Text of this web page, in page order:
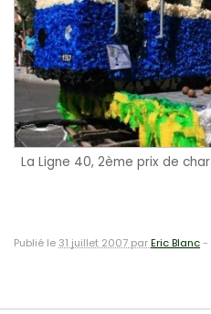
La Ligne 40, 2ème prix de char
Publié le 31 juillet 2007 parEric Blanc-